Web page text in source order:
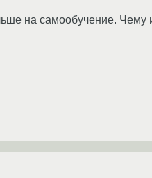
на самообучение. Чему